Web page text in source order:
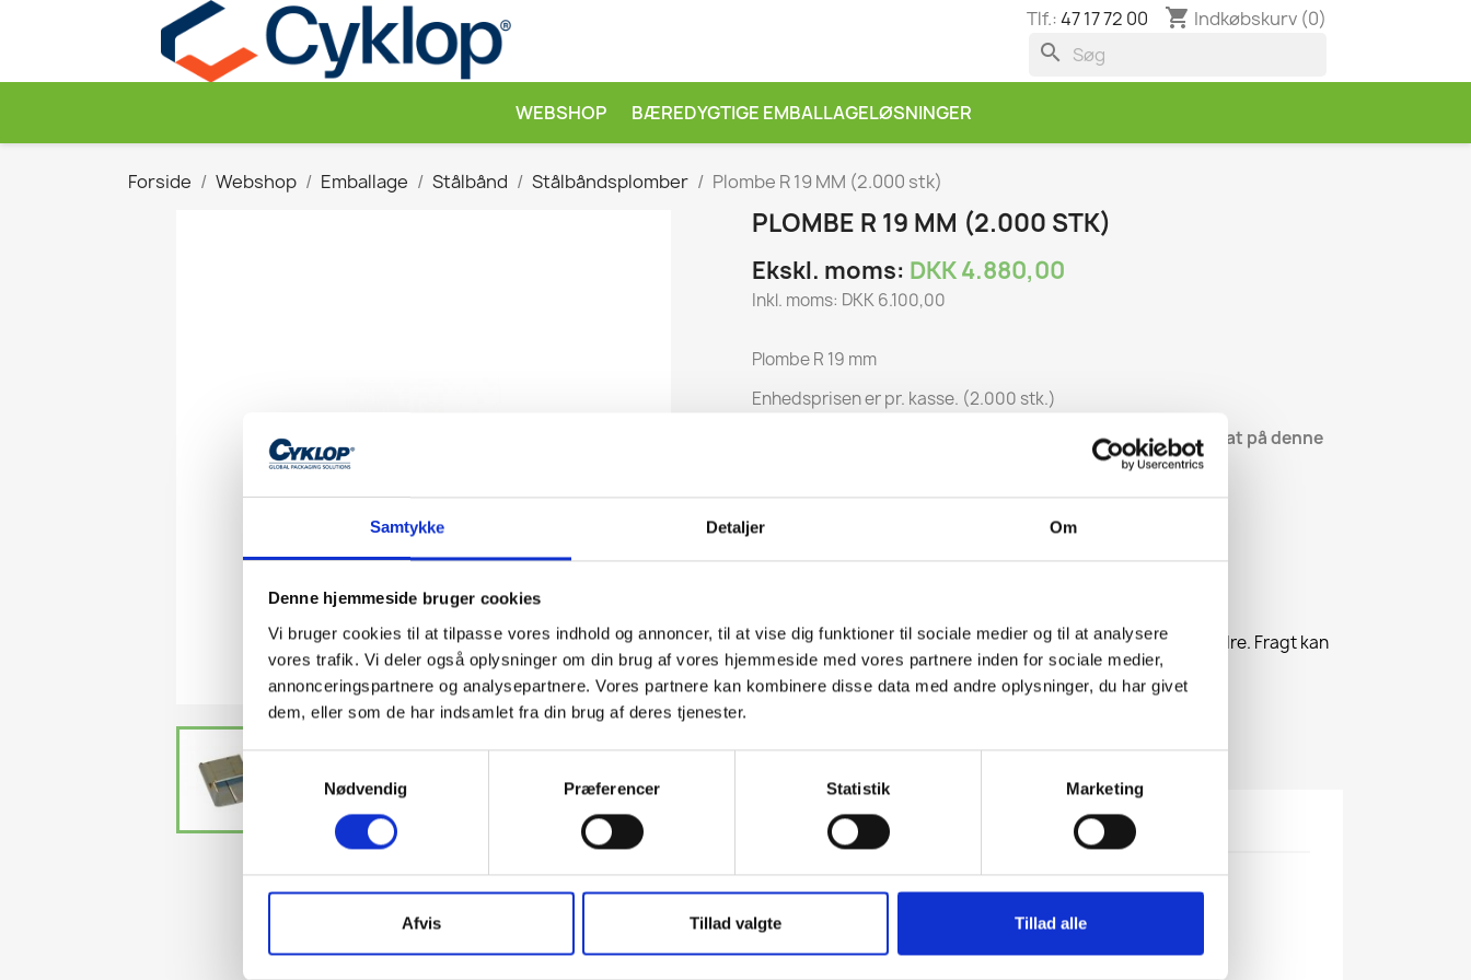
Samtykke Detaljer Om
Denne hjemmeside bruger cookies
Vi bruger cookies til at tilpasse vores indhold og annoncer, til at vise dig funktioner til sociale medier og til at analysere
vores trafik. Vi deler også oplysninger om din brug af vores hjemmeside med vores partnere inden for sociale medier,
annonceringspartnere og analysepartnere. Vores partnere kan kombinere disse data med andre oplysninger, du har givet
dem, eller som de har indsamlet fra din brug af deres tjenester.
Samtykkevalg
Nødvendig
Præferencer Statistik Marketing
Afvis Tillad valgte Tillad alle
Tlf.:47 17 72 00 shopping_cart Indkøbskurv (0)
search
WEBSHOP BÆREDYGTIGE EMBALLAGELØSNINGER
Forside Webshop Emballage Stålbånd Stålbåndsplomber Plombe R 19 MM (2.000 stk)
PLOMBE R 19 MM (2.000 STK)
Ekskl. moms: DKK 4.880,00
Inkl. moms: DKK 6.100,00
Plombe R 19 mm
Enhedsprisen er pr. kasse. (2.000 stk.)
Ved større indkøb, spørg på pris da der ydes mængderabat på denne
Endelig pris vil fremkomme på faktura efter afsendt ordre. Fragt kan
tilkomme
Beskrivelse Produktoplysninger
Enhedsprisen er 2.000 stk.